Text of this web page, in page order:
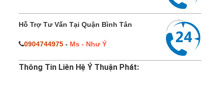
Hỗ Trợ Tư Vấn Tại Quận Bình Tân
0904744975 - Ms - Như Ý
Thông Tin Liên Hệ Ý Thuận Phát: